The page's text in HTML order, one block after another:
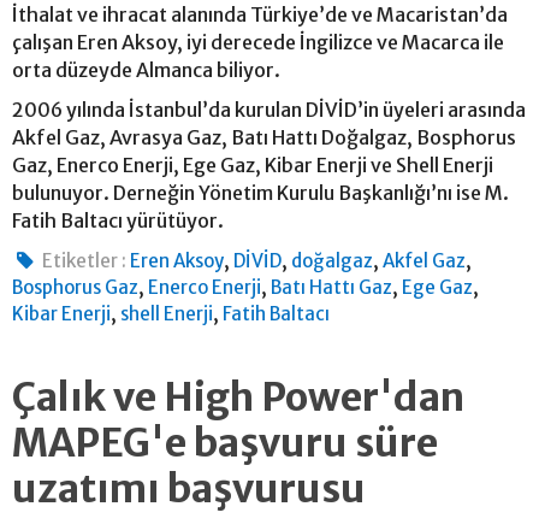
İthalat ve ihracat alanında Türkiye’de ve Macaristan’da
çalışan Eren Aksoy, iyi derecede İngilizce ve Macarca ile
orta düzeyde Almanca biliyor.
2006 yılında İstanbul’da kurulan DİVİD’in üyeleri arasında
Akfel Gaz, Avrasya Gaz, Batı Hattı Doğalgaz, Bosphorus
Gaz, Enerco Enerji, Ege Gaz, Kibar Enerji ve Shell Enerji
bulunuyor. Derneğin Yönetim Kurulu Başkanlığı’nı ise M.
Fatih Baltacı yürütüyor.
Etiketler : Eren Aksoy, DİVİD, doğalgaz,Akfel Gaz,
Bosphorus Gaz, Enerco Enerji, Batı Hattı Gaz, Ege Gaz,
Kibar Enerji, shell Enerji, Fatih Baltacı
Çalık ve High Power'dan
MAPEG'e başvuru süre
uzatımı başvurusu